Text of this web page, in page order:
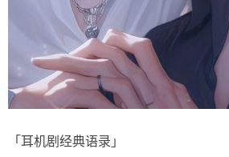
「耳机剧经典语录」